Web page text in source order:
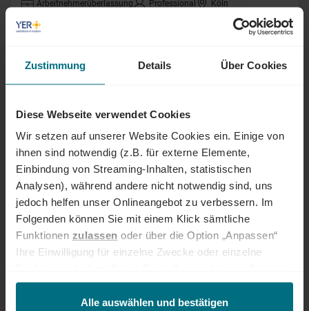
Zustimmung Details Über Cookies
Diese Webseite verwendet Cookies
Wir setzen auf unserer Website Cookies ein. Einige von
ihnen sind notwendig (z.B. für externe Elemente,
Einbindung von Streaming-Inhalten, statistischen
Analysen), während andere nicht notwendig sind, uns
jedoch helfen unser Onlineangebot zu verbessern. Im
Folgenden können Sie mit einem Klick sämtliche
Funktionen zulassen oder über die Option „Anpassen“
Ihre Einwilligung für einzelne Zwecke oder einzelne
jederzeit über unserenCookie-Hinweisaufrufen
und/oder nachträglich jederzeit anpassen. Weitere
Alle auswählen und bestätigen
Arbeitnehmerüberlassung Professional
Köln
Mikroelektronikfertiger (m/w/d)
Online seit 2 Monaten
IT-Projektleiter Infrastruktur (m/w/d)
Arbeitnehmerüberlassung Professional
Berlin
Online seit 2 Monaten
IT Netzwerkingenieur (m/w/d)